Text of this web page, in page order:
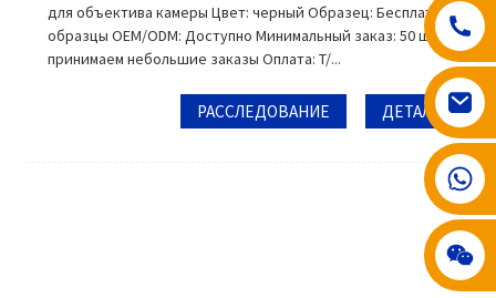
для объектива камеры Цвет: черный Образец: Бесплатные
образцы OEM/ODM: Доступно Минимальный заказ: 50 шт.,
принимаем небольшие заказы Оплата: T/...
РАССЛЕДОВАНИЕ ДЕТАЛЬ